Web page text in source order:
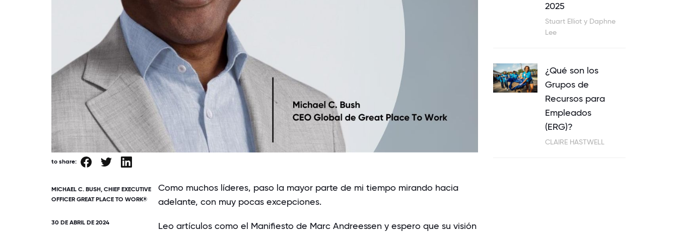
to share:
MICHAEL C. BUSH, CHIEF EXECUTIVE
OFFICER GREAT PLACE TO WORK®
30 DE ABRIL DE 2024
Como muchos líderes, paso la mayor parte de mi tiempo mirando hacia
adelante, con muy pocas excepciones.
Leo artículos como el Manifiesto de Marc Andreesseny espero que su visión
2025
Stuart Elliot y Daphne
Lee
¿Qué son los
Grupos de
Recursos para
Empleados
(ERG)?
CLAIRE HASTWELL